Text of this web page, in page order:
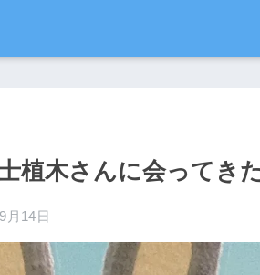
植木さんに会ってき
月14日